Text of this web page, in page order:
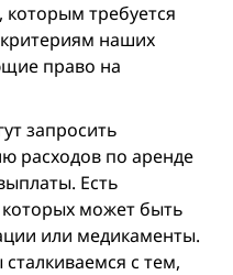
требуется
наших
право на
запросить
расходов по аренде
Есть
может быть
или медикаменты.
с тем,